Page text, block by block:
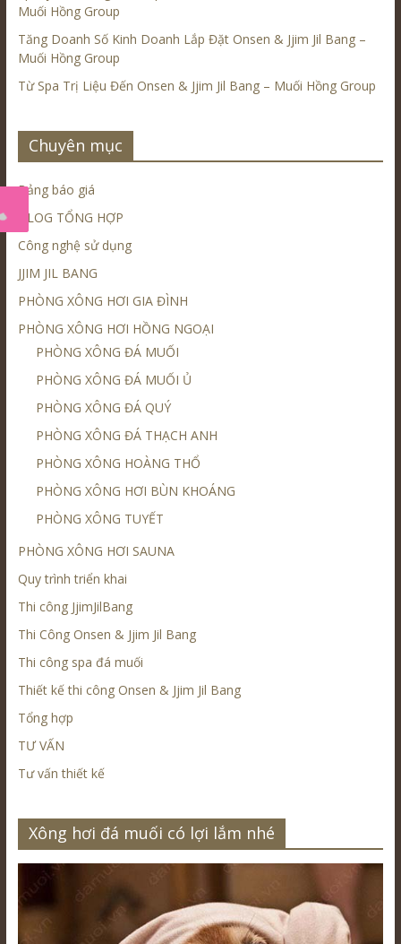
Muối Hồng Group
Tăng Doanh Số Kinh Doanh Lắp Đặt Onsen & Jjim Jil Bang –
Muối Hồng Group
Từ Spa Trị Liệu Đến Onsen & Jjim Jil Bang – Muối Hồng Group
Chuyên mục
Bảng báo giá
BLOG TỔNG HỢP
Công nghệ sử dụng
JJIM JIL BANG
PHÒNG XÔNG HƠI GIA ĐÌNH
PHÒNG XÔNG HƠI HỒNG NGOẠI
PHÒNG XÔNG ĐÁ MUỐI
PHÒNG XÔNG ĐÁ MUỐI Ủ
PHÒNG XÔNG ĐÁ QUÝ
PHÒNG XÔNG ĐÁ THẠCH ANH
PHÒNG XÔNG HOÀNG THỔ
PHÒNG XÔNG HƠI BÙN KHOÁNG
PHÒNG XÔNG TUYẾT
PHÒNG XÔNG HƠI SAUNA
Quy trình triển khai
Thi công JjimJilBang
Thi Công Onsen & Jjim Jil Bang
Thi công spa đá muối
Thiết kế thi công Onsen & Jjim Jil Bang
Tổng hợp
TƯ VẤN
Tư vấn thiết kế
Xông hơi đá muối có lợi lắm nhé